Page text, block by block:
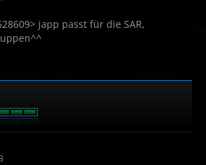
japp passt für die SAR,